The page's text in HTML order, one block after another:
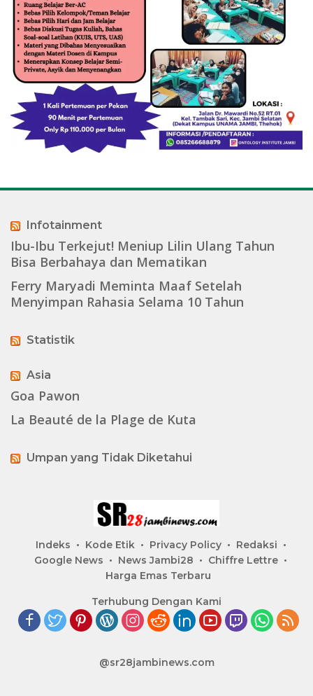
Infotainment
Ibu-Ibu Terkejut! Meniup Lilin Ulang Tahun
Bisa Berbahaya dan Mematikan
Ferry Maryadi Meminta Maaf Setelah
Menyimpan Rahasia Selama 10 Tahun
Statistik
Asia
Goa Pawon
La Beauté de la Plage de Kuta
Umpan yang Tidak Diketahui
Indeks Kode Etik Privacy Policy
Redaksi
Google News
News Jambi28
Chiffre Lettre
Harga Emas Terbaru
Terhubung Dengan Kami
@sr28jambinews.com